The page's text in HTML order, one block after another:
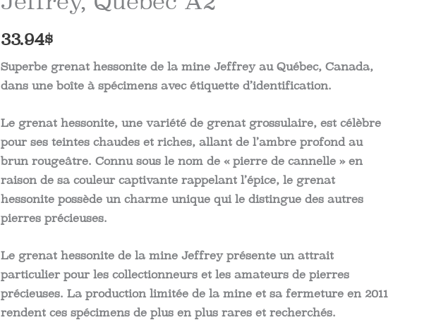
33.94$
Superbe grenat hessonite de la mine Jeffrey au Québec, Canada,
dans une boîte à spécimens avec étiquette d’identification.
Le grenat hessonite, une variété de grenat grossulaire, est célèbre
pour ses teintes chaudes et riches, allant de l’ambre profond au
brun rougeâtre. Connu sous le nom de « pierre de cannelle » en
raison de sa couleur captivante rappelant l’épice, le grenat
hessonite possède un charme unique qui le distingue des autres
pierres précieuses.
Le grenat hessonite de la mine Jeffrey présente un attrait
particulier pour les collectionneurs et les amateurs de pierres
précieuses. La production limitée de la mine et sa fermeture en 2011
rendent ces spécimens de plus en plus rares et recherchés.